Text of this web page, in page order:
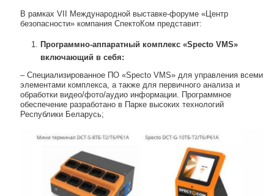
В рамках VII Международной выставке-форуме «Центр
безопасности» компания СпектоКом представит:
Программно-аппаратный комплекс «Specto VMS»
включающий в себя:
– Специализированное ПО «Specto VMS» для управления всеми
элементами комплекса, а также для первичного анализа и
обработки видео/фото/аудио информации. Программное
обеспечение разработано в Парке высоких технологий
Республики Беларусь;